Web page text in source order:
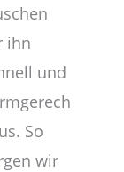
ihn
und
So
wir